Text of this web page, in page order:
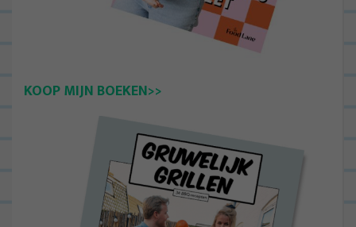
KOOP MIJN BOEKEN>>